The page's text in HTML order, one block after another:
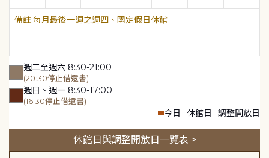
每月最後一週之週四、國定假日休館
週二至週六 8:30-21:00
(20:30停止借還書)
週日、週一 8:30-17:00
(16:30停止借還書)
今日 休館日 調整開放日
休館日與調整開放日一覽表 >